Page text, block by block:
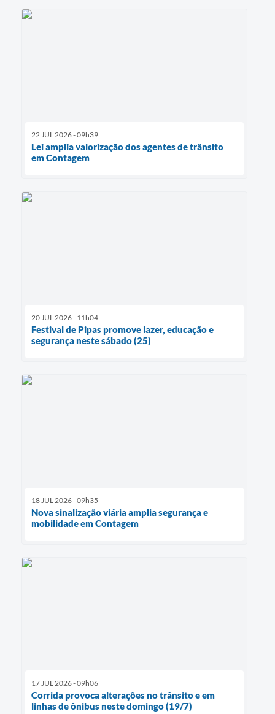
22 JUL 2026 - 09h39
Lei amplia valorização dos agentes de trânsito
em Contagem
20 JUL 2026 - 11h04
Festival de Pipas promove lazer, educação e
segurança neste sábado (25)
18 JUL 2026 - 09h35
Nova sinalização viária amplia segurança e
mobilidade em Contagem
17 JUL 2026 - 09h06
Corrida provoca alterações no trânsito e em
linhas de ônibus neste domingo (19/7)